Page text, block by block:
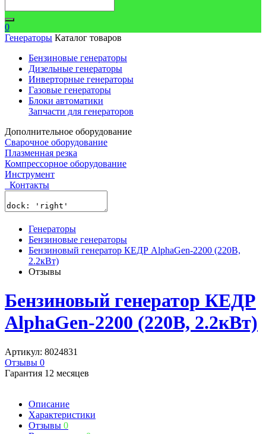
0
Генераторы Каталог товаров
Бензиновые генераторы
Дизельные генераторы
Инверторные генераторы
Газовые генераторы
Блоки автоматики
Запчасти для генераторов
Дополнительное оборудование
Сварочное оборудование
Плазменная резка
Компрессорное оборудование
Инструмент
Контакты
Генераторы
Бензиновые генераторы
Бензиновый генератор КЕДР AlphaGen-2200 (220В,
2.2кВт)
Отзывы
Бензиновый генератор КЕДР
AlphaGen-2200 (220В, 2.2кВт)
Артикул: 8024831
Отзывы 0
Гарантия 12 месяцев
Описание
Характеристики
Отзывы 0